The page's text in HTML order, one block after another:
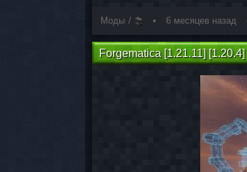
Моды 6 месяцев назад
Forgematica [1.21.11]